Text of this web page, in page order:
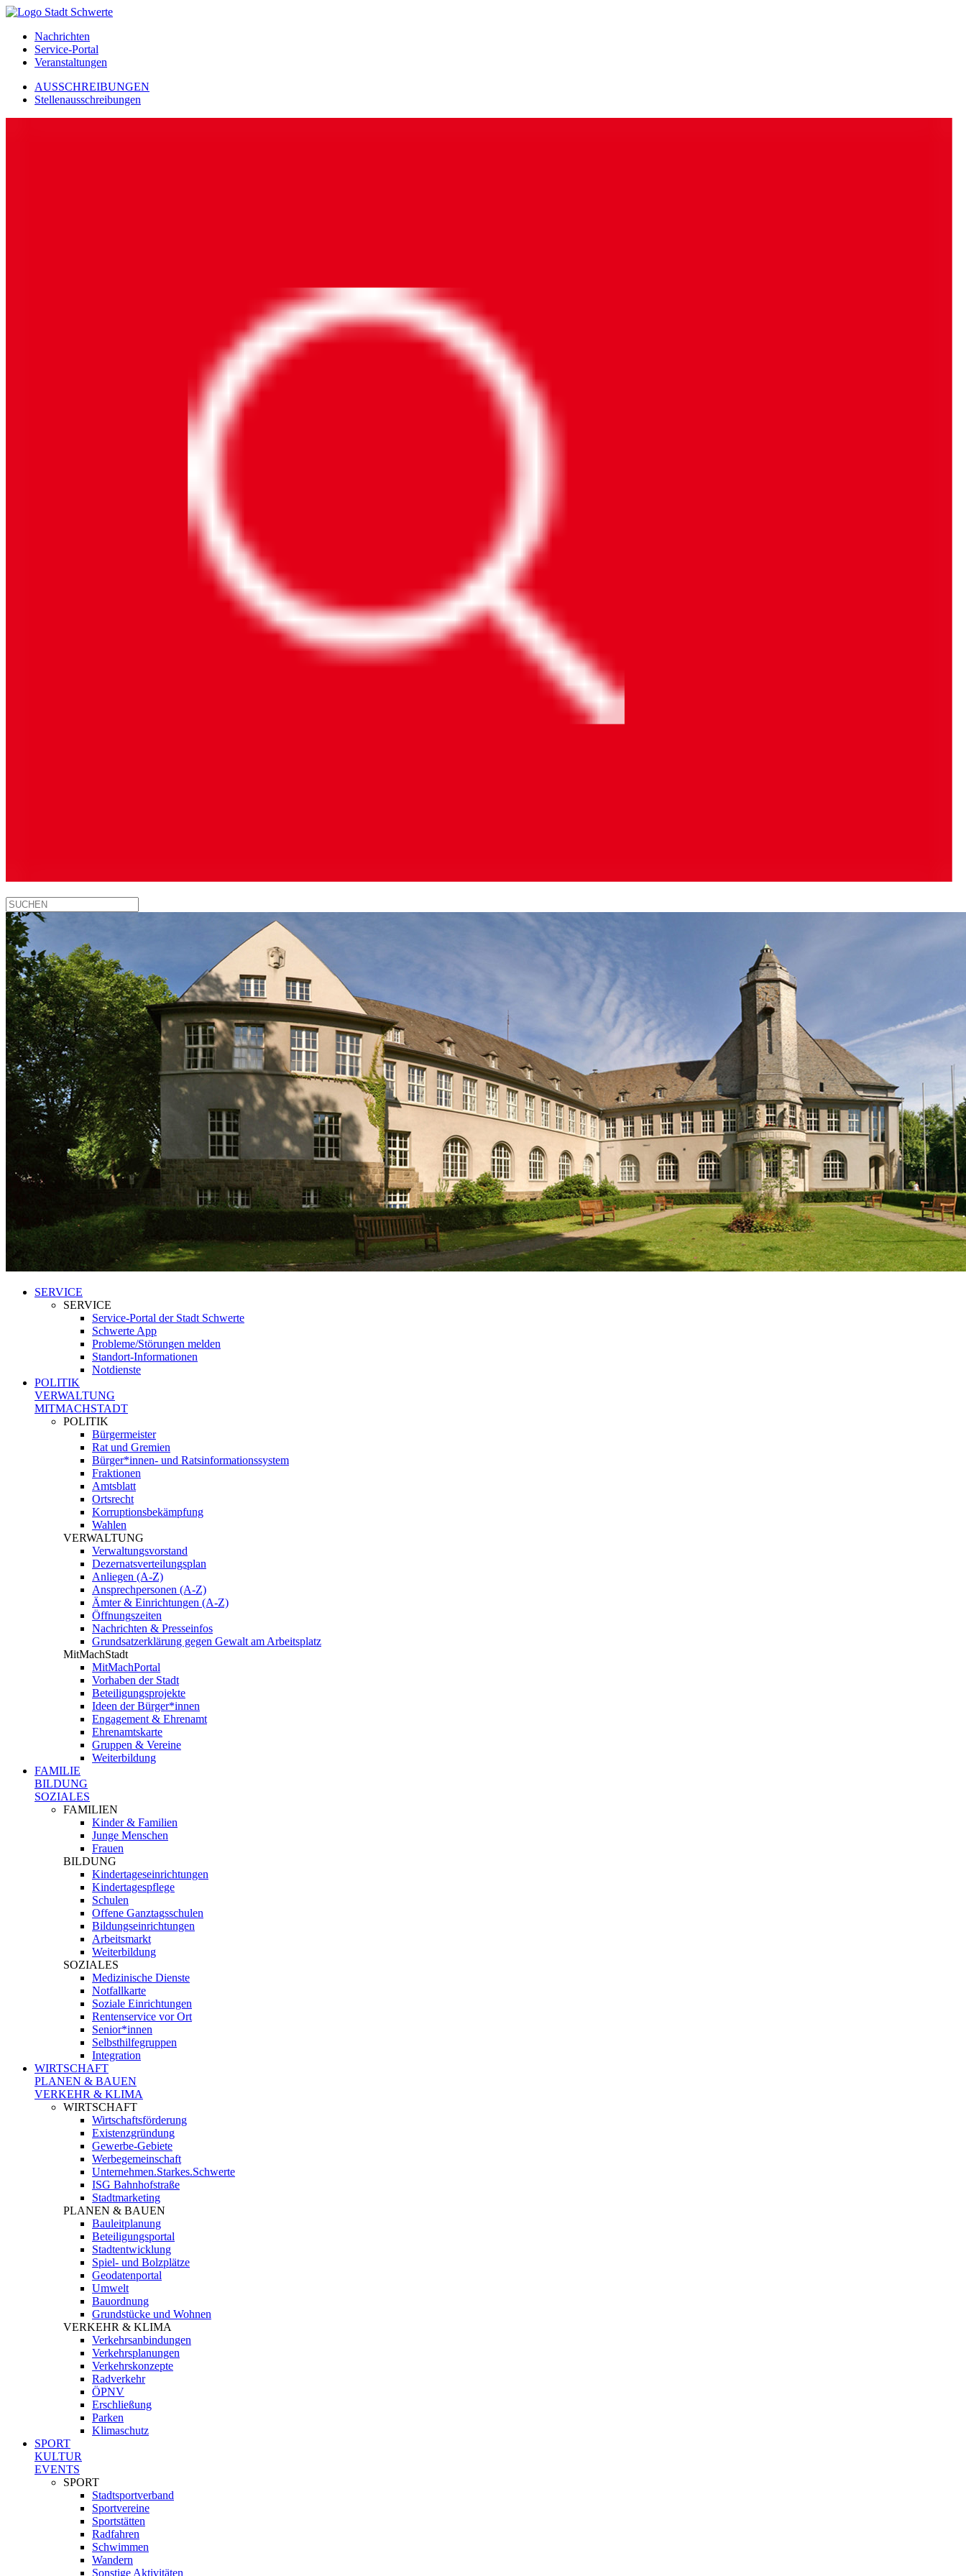
Nachrichten
Service-Portal
Veranstaltungen
AUSSCHREIBUNGEN
Stellenausschreibungen
SERVICE
SERVICE
Service-Portal der Stadt Schwerte
Schwerte App
Probleme/Störungen melden
Standort-Informationen
Notdienste
POLITIK
VERWALTUNG
MITMACHSTADT
POLITIK
Bürgermeister
Rat und Gremien
Bürger*innen- und Ratsinformationssystem
Fraktionen
Amtsblatt
Ortsrecht
Korruptionsbekämpfung
Wahlen
VERWALTUNG
Verwaltungsvorstand
Dezernatsverteilungsplan
Anliegen (A-Z)
Ansprechpersonen (A-Z)
Ämter & Einrichtungen (A-Z)
Öffnungszeiten
Nachrichten & Presseinfos
Grundsatzerklärung gegen Gewalt am Arbeitsplatz
MitMachStadt
MitMachPortal
Vorhaben der Stadt
Beteiligungsprojekte
Ideen der Bürger*innen
Engagement & Ehrenamt
Ehrenamtskarte
Gruppen & Vereine
Weiterbildung
FAMILIE
BILDUNG
SOZIALES
FAMILIEN
Kinder & Familien
Junge Menschen
Frauen
BILDUNG
Kindertageseinrichtungen
Kindertagespflege
Schulen
Offene Ganztagsschulen
Bildungseinrichtungen
Arbeitsmarkt
Weiterbildung
SOZIALES
Medizinische Dienste
Notfallkarte
Soziale Einrichtungen
Rentenservice vor Ort
Senior*innen
Selbsthilfegruppen
Integration
WIRTSCHAFT
PLANEN & BAUEN
VERKEHR & KLIMA
WIRTSCHAFT
Wirtschaftsförderung
Existenzgründung
Gewerbe-Gebiete
Werbegemeinschaft
Unternehmen.Starkes.Schwerte
ISG Bahnhofstraße
Stadtmarketing
PLANEN & BAUEN
Bauleitplanung
Beteiligungsportal
Stadtentwicklung
Spiel- und Bolzplätze
Geodatenportal
Umwelt
Bauordnung
Grundstücke und Wohnen
VERKEHR & KLIMA
Verkehrsanbindungen
Verkehrsplanungen
Verkehrskonzepte
Radverkehr
ÖPNV
Erschließung
Parken
Klimaschutz
SPORT
KULTUR
EVENTS
SPORT
Stadtsportverband
Sportvereine
Sportstätten
Radfahren
Schwimmen
Wandern
Sonstige Aktivitäten